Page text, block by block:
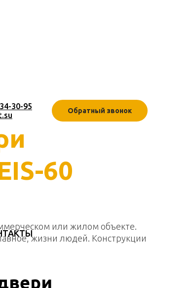
30-95
Обратный звонок
60
или жилом объекте.
жизни людей. Конструкции